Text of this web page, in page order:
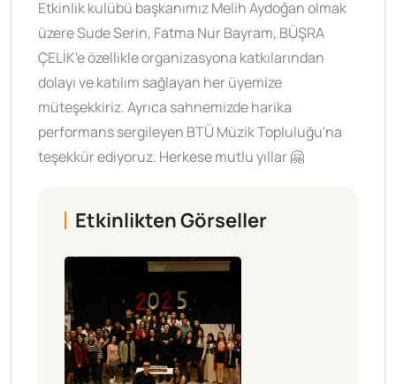
Etkinlik kulübü başkanımız Melih Aydoğan olmak
üzere Sude Serin, Fatma Nur Bayram, BÜŞRA
ÇELİK'e özellikle organizasyona katkılarından
dolayı ve katılım sağlayan her üyemize
müteşekkiriz. Ayrıca sahnemizde harika
performans sergileyen BTÜ Müzik Topluluğu'na
teşekkür ediyoruz. Herkese mutlu yıllar 🤗
Etkinlikten Görseller